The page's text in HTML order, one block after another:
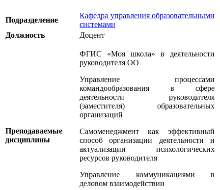
Подразделение
Кафедра управления образовательными
системами
Должность
Доцент
Преподаваемые
дисциплины
ФГИС «Моя школа» в деятельности
руководителя ОО
Управление процессами
командообразования в сфере
деятельности руководителя
(заместителя) образовательных
организаций
Самоменеджмент как эффективный
способ организации деятельности и
актуализации психологических
ресурсов руководителя
Управление коммуникациями в
деловом взаимодействии